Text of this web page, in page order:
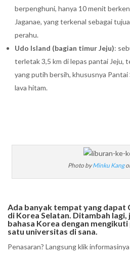
berpenghuni, hanya 10 menit
Jaganae, yang terkenal sebagai
perahu.
Udo Island (bagian timur Jeju):
terletak 3,5 km di lepas pantai Jeju,
yang putih bersih, khususnya
lava hitam.
Photo byMinku Kang
Ada banyak tempat yang dapat
di Korea Selatan. Ditambah lagi,
bahasa Korea dengan
satu universitas di sana.
Penasaran? Langsung klik informasinya